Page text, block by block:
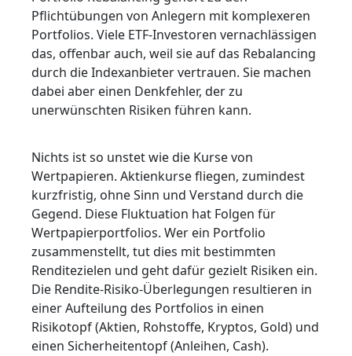
Pflichtübungen von Anlegern mit komplexeren
Portfolios. Viele ETF-Investoren vernachlässigen
das, offenbar auch, weil sie auf das Rebalancing
durch die Indexanbieter vertrauen. Sie machen
dabei aber einen Denkfehler, der zu
unerwünschten Risiken führen kann.
Nichts ist so unstet wie die Kurse von
Wertpapieren. Aktienkurse fliegen, zumindest
kurzfristig, ohne Sinn und Verstand durch die
Gegend. Diese Fluktuation hat Folgen für
Wertpapierportfolios. Wer ein Portfolio
zusammenstellt, tut dies mit bestimmten
Renditezielen und geht dafür gezielt Risiken ein.
Die Rendite-Risiko-Überlegungen resultieren in
einer Aufteilung des Portfolios in einen
Risikotopf (Aktien, Rohstoffe, Kryptos, Gold) und
einen Sicherheitentopf (Anleihen, Cash).